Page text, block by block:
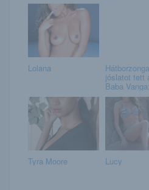
Lolana
jóslatot tett
Baba
Tyra Moore Lucy